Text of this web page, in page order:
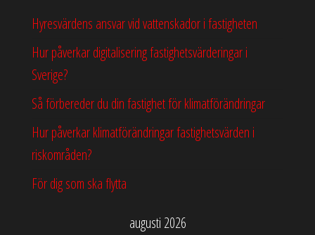
Hyresvärdens ansvar vid vattenskador i fastigheten
Hur påverkar digitalisering fastighetsvärderingar i
Sverige?
Så förbereder du din fastighet för klimatförändringar
Hur påverkar klimatförändringar fastighetsvärden i
riskområden?
För dig som ska flytta
augusti 2026